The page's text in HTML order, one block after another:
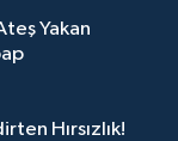
Yakan
Hırsızlık!